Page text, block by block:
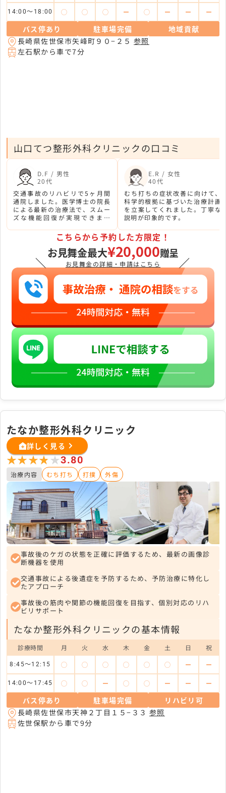
14:00～18:00 ◯ ◯ ◯ ー ◯ ー ー ー
バス停あり 駐車場完備
地域貢献
長崎県佐世保市矢峰町９０−２５参照
左石駅から車で7分
山口てつ整形外科クリニックの口コミ
D.F / 男性
20代
交通事故のリハビリで5ヶ月間
通院しました。医学博士の院長
による最新の治療法で、スムー
ズな機能回復が実現できまし
E.R / 女性
40代
むち打ちの症状改善に向けて、
科学的根拠に基づいた治療計画
を立案してくれました。丁寧な
説明が印象的です。
＼
こちらから予約した方限定！
お見舞金最大¥20,000贈呈
お見舞金の詳細・申請はこちら ／
たなか整形外科クリニック
詳しく見る
★★★★★
★★★★★3.80
治療内容 むち打ち 打撲 外傷
事故後のケガの状態を正確に評価するため、最新の画像診
断機器を使用
交通事故による後遺症を予防するため、予防治療に特化し
たアプローチ
事故後の筋肉や関節の機能回復を目指す、個別対応のリハ
ビリサポート
たなか整形外科クリニックの基本情報
診療時間 月 火 水 木 金 土 日 祝
8:45〜12:15 ◯ ◯ ◯ ◯ ◯ ◯ ー ー
14:00〜17:45 ◯ ◯ ー ◯ ◯ ー ー ー
バス停あり 駐車場完備
リハビリ可
長崎県佐世保市天神２丁目１５−３３ 参照
佐世保駅から車で9分